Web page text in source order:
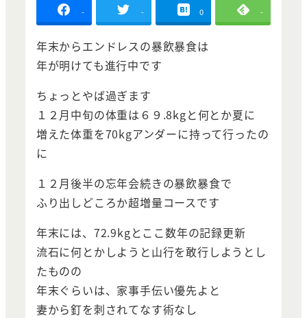
- - 0 -
年末からエンドレスの暴飲暴食は
年が明けても進行中です
ちょっとやば過ぎます
１２月中旬の体重は６９.8kgと何とか夏に
増えた体重を70kgアンダーに持って行ったの
に
１２月後半の忘年会続きの暴飲暴食で
ふり出しどころか超増量コースです
年末には、72.9kgとここ数年の記録更新
流石に何とかしようと山行を敢行しようとし
たものの
年末ぐらいは、家事手伝い優先よと
妻から釘を刺されてなす術なし